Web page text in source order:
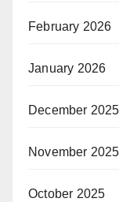
February 2026
January 2026
December 2025
November 2025
October 2025